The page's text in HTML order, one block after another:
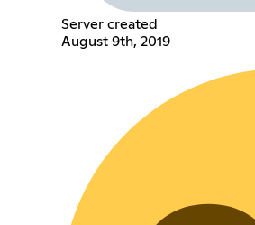
Server created
August 9th, 2019